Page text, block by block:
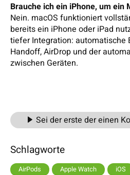
Brauche ich ein iPhone, um ein
Nein. macOS funktioniert
bereits ein iPhone oder iPad
tiefer Integration: automatische
Handoff, AirDrop und der
zwischen Geräten.
Sei der erste der einen
Schlagworte
AirPods Apple Watch iOS